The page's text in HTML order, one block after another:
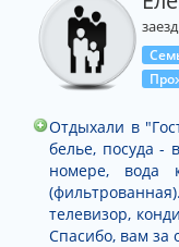
нам в следующем
Отдыхали в
белье, посуда -
номере, вода
телевизор,
Спасибо, вам за